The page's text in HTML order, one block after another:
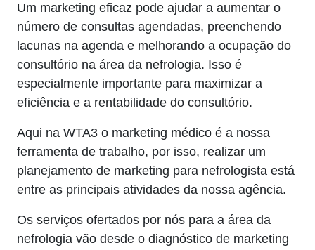
Um marketing eficaz pode ajudar a aumentar o
número de consultas agendadas, preenchendo
lacunas na agenda e melhorando a ocupação do
consultório na área da nefrologia. Isso é
especialmente importante para maximizar a
eficiência e a rentabilidade do consultório.
Aqui na WTA3 o marketing médico é a nossa
ferramenta de trabalho, por isso, realizar um
planejamento de marketing para nefrologista está
entre as principais atividades da nossa agência.
Os serviços ofertados por nós para a área da
nefrologia vão desde o diagnóstico de marketing